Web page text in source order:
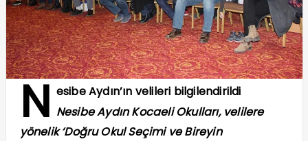
N esibe Aydın’ın velileri bilgilendirildi
Nesibe Aydın Kocaeli Okulları, velilere
yönelik ‘Doğru Okul Seçimi ve Bireyin